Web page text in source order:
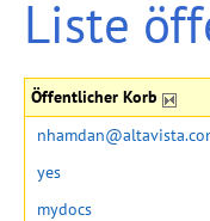
Liste
Öffentlicher Korb
yes
mydocs